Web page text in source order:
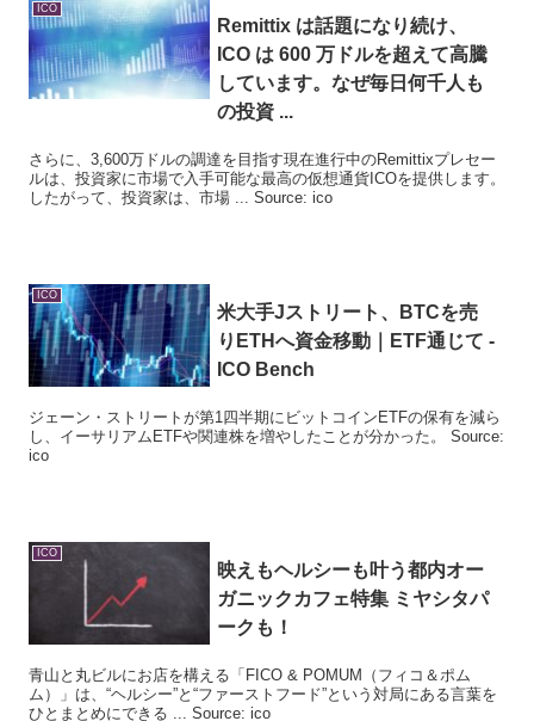
ICO
Remittix は話題になり続け、
ICO は 600 万ドルを超えて高騰
しています。なぜ毎日何千人も
の投資 ...
さらに、3,600万ドルの調達を目指す現在進行中のRemittixプレセー
ルは、投資家に市場で入手可能な最高の仮想通貨ICOを提供します。
したがって、投資家は、市場 ... Source: ico
ICO
米大手Jストリート、BTCを売
りETHへ資金移動｜ETF通じて -
ICO Bench
ジェーン・ストリートが第1四半期にビットコインETFの保有を減ら
し、イーサリアムETFや関連株を増やしたことが分かった。 Source:
ico
ICO
映えもヘルシーも叶う都内オー
ガニックカフェ特集 ミヤシタパ
ークも！
青山と丸ビルにお店を構える「FICO & POMUM（フィコ＆ポム
ム）」は、“ヘルシー”と“ファーストフード”という対局にある言葉を
ひとまとめにできる ... Source: ico